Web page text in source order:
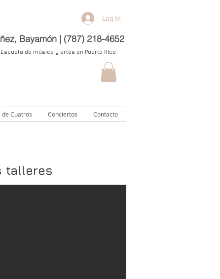
Log In
Bayamón | (787) 218-4652
Escuela de música y artes en Puerto RIco
de Cuatros Conciertos Contacto
talleres